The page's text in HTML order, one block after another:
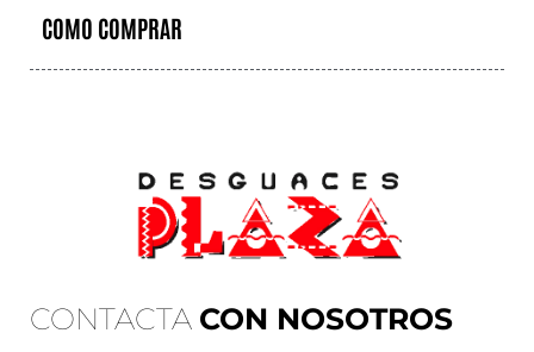
CONTACTA CON NOSOTROS
COMO COMPRAR